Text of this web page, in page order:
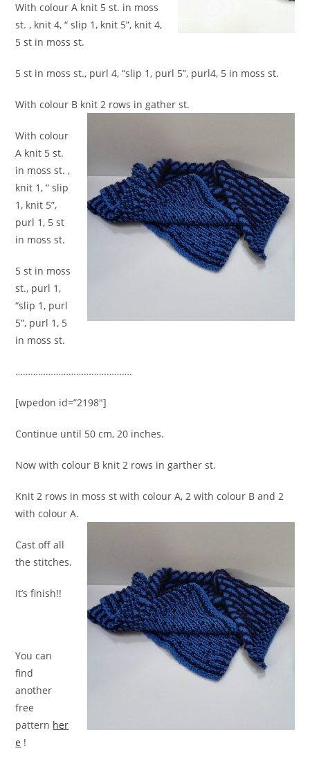
With colour A knit 5 st. in moss
st. , knit 4, “ slip 1, knit 5”, knit 4,
5 st in moss st.
5 st in moss st., purl 4, “slip 1, purl 5”, purl4, 5 in moss st.
With colour B knit 2 rows in gather st.
With colour
A knit 5 st.
in moss st. ,
knit 1, “ slip
1, knit 5”,
purl 1, 5 st
in moss st.
5 st in moss
st., purl 1,
“slip 1, purl
5”, purl 1, 5
in moss st.
……………………………………….
[wpedon id=”2198″]
Continue until 50 cm, 20 inches.
Now with colour B knit 2 rows in garther st.
Knit 2 rows in moss st with colour A, 2 with colour B and 2
with colour A.
Cast off all
the stitches.
It’s finish!!
You can
find
another
free
pattern her
e !